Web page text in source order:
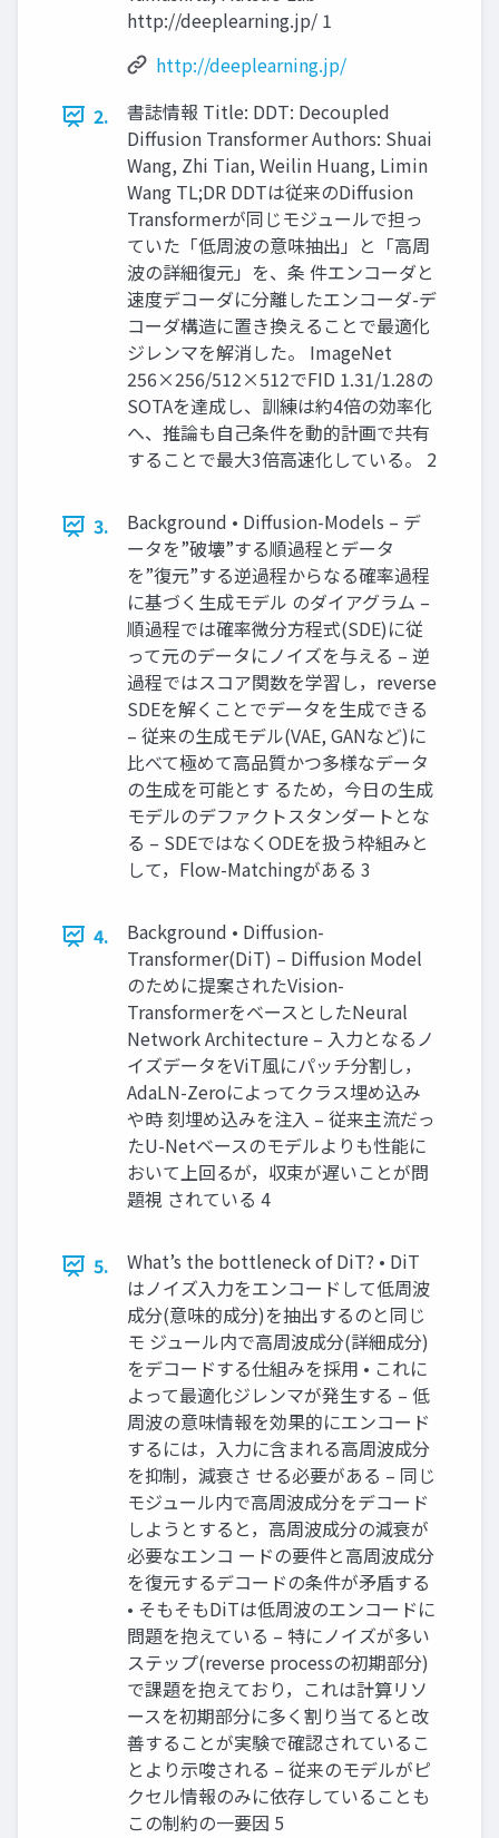
http://deeplearning.jp/ 1
http://deeplearning.jp/
2.
書誌情報 Title: DDT: Decoupled
Diffusion Transformer Authors: Shuai
Wang, Zhi Tian, Weilin Huang, Limin
Wang TL;DR DDTは従来のDiffusion
Transformerが同じモジュールで担っ
ていた「低周波の意味抽出」と「高周
波の詳細復元」を、条 件エンコーダと
速度デコーダに分離したエンコーダ-デ
コーダ構造に置き換えることで最適化
ジレンマを解消した。 ImageNet
256×256/512×512でFID 1.31/1.28の
SOTAを達成し、訓練は約4倍の効率化
へ、推論も自己条件を動的計画で共有
することで最大3倍高速化している。 2
3.
Background • Diffusion-Models – デ
ータを”破壊”する順過程とデータ
を”復元”する逆過程からなる確率過程
に基づく生成モデル のダイアグラム –
順過程では確率微分方程式(SDE)に従
って元のデータにノイズを与える – 逆
過程ではスコア関数を学習し，reverse
SDEを解くことでデータを生成できる
– 従来の生成モデル(VAE, GANなど)に
比べて極めて高品質かつ多様なデータ
の生成を可能とす るため，今日の生成
モデルのデファクトスタンダートとな
る – SDEではなくODEを扱う枠組みと
して，Flow-Matchingがある 3
4.
Background • Diffusion-
Transformer(DiT) – Diffusion Model
のために提案されたVision-
TransformerをベースとしたNeural
Network Architecture – 入力となるノ
イズデータをViT風にパッチ分割し，
AdaLN-Zeroによってクラス埋め込み
や時 刻埋め込みを注入 – 従来主流だっ
たU-Netベースのモデルよりも性能に
おいて上回るが，収束が遅いことが問
題視 されている 4
5.
What’s the bottleneck of DiT? • DiT
はノイズ入力をエンコードして低周波
成分(意味的成分)を抽出するのと同じ
モ ジュール内で高周波成分(詳細成分)
をデコードする仕組みを採用 • これに
よって最適化ジレンマが発生する – 低
周波の意味情報を効果的にエンコード
するには，入力に含まれる高周波成分
を抑制，減衰さ せる必要がある – 同じ
モジュール内で高周波成分をデコード
しようとすると，高周波成分の減衰が
必要なエンコ ードの要件と高周波成分
を復元するデコードの条件が矛盾する
• そもそもDiTは低周波のエンコードに
問題を抱えている – 特にノイズが多い
ステップ(reverse processの初期部分)
で課題を抱えており，これは計算リソ
ースを初期部分に多く割り当てると改
善することが実験で確認されているこ
とより示唆される – 従来のモデルがピ
クセル情報のみに依存していることも
この制約の一要因 5